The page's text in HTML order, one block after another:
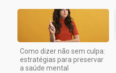
Como dizer não sem culpa:
estratégias para preservar
a saúde mental